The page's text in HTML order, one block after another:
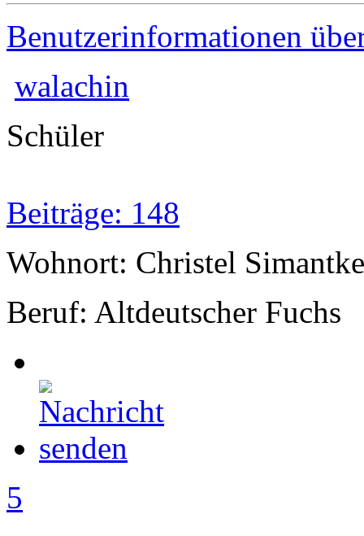
Benutzerinformationen
walachin
Schüler
Beiträge: 148
Wohnort: Christel Simantke
Beruf: Altdeutscher Fuchs
5